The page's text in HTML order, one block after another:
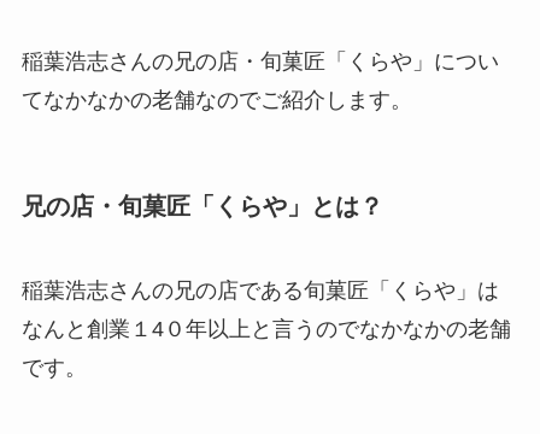
稲葉浩志さんの兄の店・旬菓匠「くらや」につい
てなかなかの老舗なのでご紹介します。
兄の店・旬菓匠「くらや」とは？
稲葉浩志さんの兄の店である旬菓匠「くらや」は
なんと創業１4０年以上と言うのでなかなかの老舗
です。